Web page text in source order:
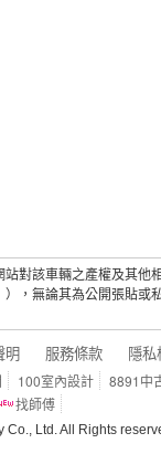
對該車輛之產權及其他
，無論其為公開張貼
明 服務條款 隱
100室內設計 8891中
找師傅
Ltd. All Rights